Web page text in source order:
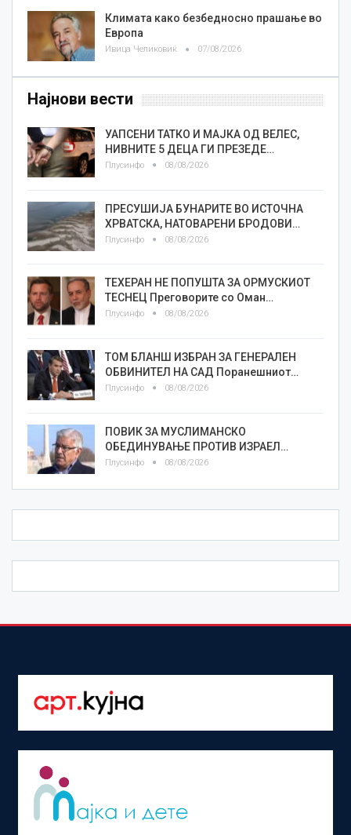
Климата како безбедносно прашање во
Европа
Ивица Челиковиќ 07/08/2026
Најнови вести
УАПСЕНИ ТАТКО И МАЈКА ОД ВЕЛЕС,
НИВНИТЕ 5 ДЕЦА ГИ ПРЕЗЕДЕ…
Плусинфо 08/08/2026
ПРЕСУШИЈА БУНАРИТЕ ВО ИСТОЧНА
ХРВАТСКА, НАТОВАРЕНИ БРОДОВИ…
Плусинфо 08/08/2026
ТЕХЕРАН НЕ ПОПУШТА ЗА ОРМУСКИОТ
ТЕСНЕЦ Преговорите со Оман…
Плусинфо 08/08/2026
ТОМ БЛАНШ ИЗБРАН ЗА ГЕНЕРАЛЕН
ОБВИНИТЕЛ НА САД Поранешниот…
Плусинфо 08/08/2026
ПОВИК ЗА МУСЛИМАНСКО
ОБЕДИНУВАЊЕ ПРОТИВ ИЗРАЕЛ…
Плусинфо 08/08/2026